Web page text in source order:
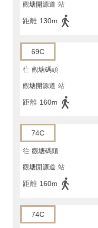
觀塘開源道 站
距離 130m
69C
往 觀塘碼頭
觀塘開源道 站
距離 160m
74C
往 觀塘碼頭
觀塘開源道 站
距離 160m
74C